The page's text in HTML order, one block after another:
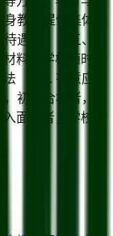
教师提供集体
待遇。 五、
料，学校随时通
法 1. 有意应
初选合格者，
面试者，学校不